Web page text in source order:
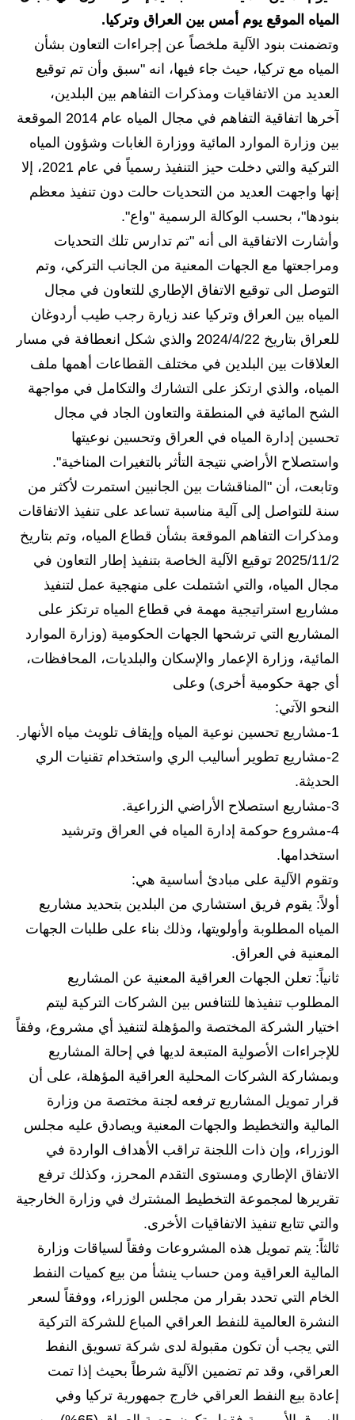
الاخبار الاقتصادية
الاخبار الرياضية
المدارس
اخبار وقرارات وزارة التربية
نتائج الامتحانات
المرحلة الابتدائية
المرحلة المتوسطة
المرحلة الاعدادية
اسئلة وزارية
المرحلة الابتدائية
المرحلة المتوسطة
مرشحات
المرحلة الابتدائية
المرحلة المتوسطة
المرحلة الاعدادية
كتب مدرسية
المرحلة الابتدائية
ملازم دراسية
المرحلة المتوسطة
دروس
المرحلة الابتدائية
المرحلة المتوسطة
المرحلة الاعدادية
مواضيع انشاء
المرحلة الابتدائية
المرحلة المتوسطة
المرحلة الاعدادية
الجامعات
اخبار وقرارات وزارة التعليم
العالي
استمارة القبول المركزي
نتائج القبول المركزي
الطقس
العطل
المياه الموقع يوم أمس بين العراق وتركيا.
وتضمنت بنود الآلية ملخصاً عن إجراءات التعاون بشأن
المياه مع تركيا، حيث جاء فيها، انه "سبق وأن تم توقيع
العديد من الاتفاقيات ومذكرات التفاهم بين البلدين،
آخرها اتفاقية التفاهم في مجال المياه عام 2014 الموقعة
بين وزارة الموارد المائية ووزارة الغابات وشؤون المياه
التركية والتي دخلت حيز التنفيذ رسمياً في عام 2021، إلا
إنها واجهت العديد من التحديات حالت دون تنفيذ معظم
بنودها"، بحسب الوكالة الرسمية "واع".
وأشارت الاتفاقية الى أنه "تم تدارس تلك التحديات
ومراجعتها مع الجهات المعنية من الجانب التركي، وتم
التوصل الى توقيع الاتفاق الإطاري للتعاون في مجال
المياه بين العراق وتركيا عند زيارة رجب طيب أردوغان
للعراق بتاريخ 2024/4/22 والذي شكل انعطافة في مسار
العلاقات بين البلدين في مختلف القطاعات أهمها ملف
المياه، والذي ارتكز على التشارك والتكامل في مواجهة
الشح المائية في المنطقة والتعاون الجاد في مجال
تحسين إدارة المياه في العراق وتحسين نوعيتها
واستصلاح الأراضي نتيجة التأثر بالتغيرات المناخية".
وتابعت، أن "المناقشات بين الجانبين استمرت لأكثر من
سنة للتواصل إلى آلية مناسبة تساعد على تنفيذ الاتفاقات
ومذكرات التفاهم الموقعة بشأن قطاع المياه، وتم بتاريخ
2025/11/2 توقيع الآلية الخاصة بتنفيذ إطار التعاون في
مجال المياه، والتي اشتملت على منهجية عمل لتنفيذ
مشاريع استراتيجية مهمة في قطاع المياه ترتكز على
المشاريع التي ترشحها الجهات الحكومية (وزارة الموارد
المائية، وزارة الإعمار والإسكان والبلديات، المحافظات،
أي جهة حكومية أخرى) وعلى
النحو الآتي:
1-مشاريع تحسين نوعية المياه وإيقاف تلويث مياه الأنهار.
2-مشاريع تطوير أساليب الري واستخدام تقنيات الري
الحديثة.
3-مشاريع استصلاح الأراضي الزراعية.
4-مشروع حوكمة إدارة المياه في العراق وترشيد
استخدامها.
وتقوم الآلية على مبادئ أساسية هي:
أولاً: يقوم فريق استشاري من البلدين بتحديد مشاريع
المياه المطلوبة وأولويتها، وذلك بناء على طلبات الجهات
المعنية في العراق.
ثانياً: تعلن الجهات العراقية المعنية عن المشاريع
المطلوب تنفيذها للتنافس بين الشركات التركية ليتم
اختيار الشركة المختصة والمؤهلة لتنفيذ أي مشروع، وفقاً
للإجراءات الأصولية المتبعة لديها في إحالة المشاريع
وبمشاركة الشركات المحلية العراقية المؤهلة، على أن
قرار تمويل المشاريع ترفعه لجنة مختصة من وزارة
المالية والتخطيط والجهات المعنية ويصادق عليه مجلس
الوزراء، وإن ذات اللجنة تراقب الأهداف الواردة في
الاتفاق الإطاري ومستوى التقدم المحرز، وكذلك ترفع
تقريرها لمجموعة التخطيط المشترك في وزارة الخارجية
والتي تتابع تنفيذ الاتفاقيات الأخرى.
ثالثاً: يتم تمويل هذه المشروعات وفقاً لسياقات وزارة
المالية العراقية ومن حساب ينشأ من بيع كميات النفط
الخام التي تحدد بقرار من مجلس الوزراء، ووفقاً لسعر
النشرة العالمية للنفط العراقي المباع للشركة التركية
التي يجب أن تكون مقبولة لدى شركة تسويق النفط
العراقي، وقد تم تضمين الآلية شرطاً بحيث إذا تمت
إعادة بيع النفط العراقي خارج جمهورية تركيا وفي